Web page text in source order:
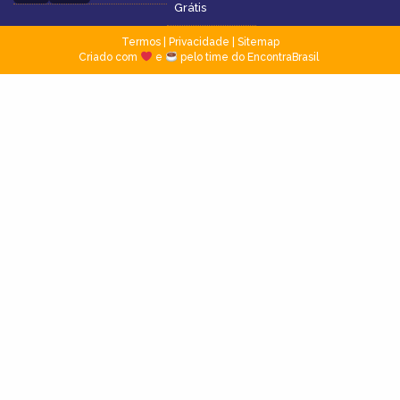
Grátis
Termos| Privacidade
Sitemap
Criado com
e pelo time do EncontraBrasil